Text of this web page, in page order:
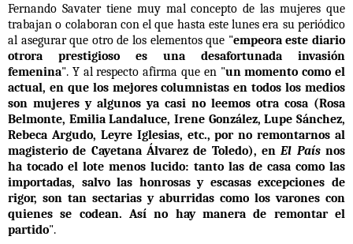
Fernando Savater tiene muy mal concepto de las mujeres que
trabajan o colaboran con el que hasta este lunes era su periódico
al asegurar que otro de los elementos que "empeora este diario
otrora prestigioso es una desafortunada invasión
femenina". Y al respecto afirma que en "un momento como el
actual, en que los mejores columnistas en todos los medios
son mujeres y algunos ya casi no leemos otra cosa (Rosa
Belmonte, Emilia Landaluce, Irene González, Lupe Sánchez,
Rebeca Argudo, Leyre Iglesias, etc., por no remontarnos al
magisterio de Cayetana Álvarez de Toledo), enEl Paísnos
ha tocado el lote menos lucido: tanto las de casa como las
importadas, salvo las honrosas y escasas excepciones de
rigor, son tan sectarias y aburridas como los varones con
quienes se codean. Así no hay manera de remontar el
partido".